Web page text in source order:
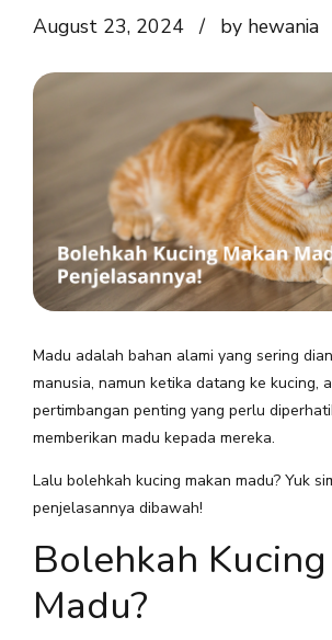
August 23, 2024 by hewania
Madu adalah bahan alami yang sering
manusia, namun ketika datang ke kucing,
pertimbangan penting yang perlu
memberikan madu kepada mereka.
Lalu bolehkah kucing makan madu? Yuk
penjelasannya dibawah!
Bolehkah
Madu?